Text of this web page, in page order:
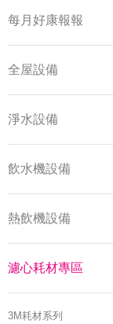
每月好康報報
全屋設備
淨水設備
飲水機設備
熱飲機設備
濾心耗材專區
3M耗材系列